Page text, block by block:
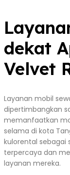
dekat
Velvet
Layanan mobil
dipertimbangkan
memanfaatkan
selama di kota
kulorental sebagai
terpercaya dan
layanan mereka.